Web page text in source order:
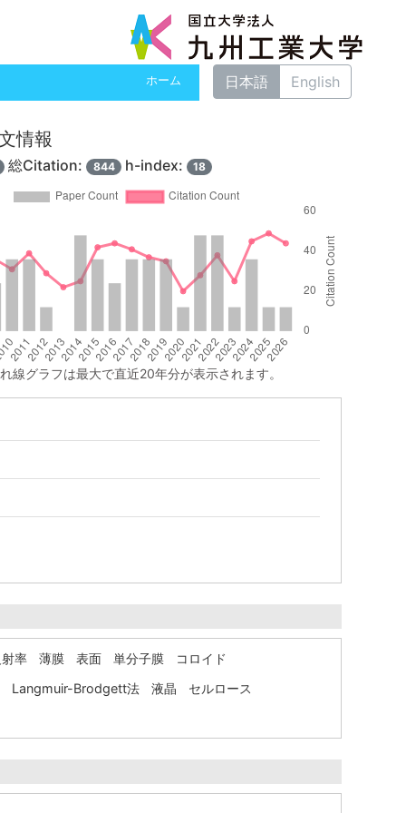
ホーム 日本語 English
情報
総Citation: 844 h-index: 18
線グラフは最大で直近20年分が表示されます。
率 薄膜 表面 単分子膜
コロイド
Langmuir-Brodgett法
液晶 セルロース